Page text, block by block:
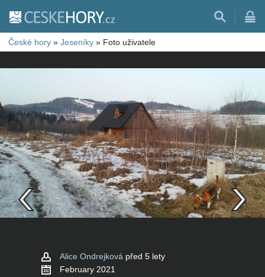
České hory » Jeseníky » Foto uživatele
Alice Ondrejková před 5 lety
February 2021